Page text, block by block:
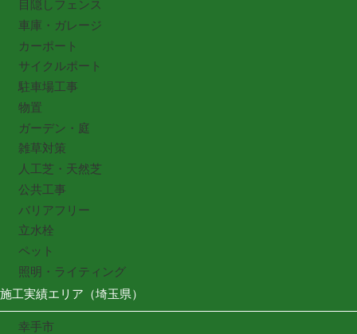
目隠しフェンス
車庫・ガレージ
カーポート
サイクルポート
駐車場工事
物置
ガーデン・庭
雑草対策
人工芝・天然芝
公共工事
バリアフリー
立水栓
ペット
照明・ライティング
施工実績エリア（埼玉県）
幸手市